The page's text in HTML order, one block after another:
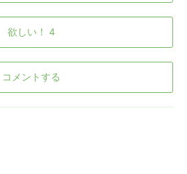
欲しい！ 4
コメントする